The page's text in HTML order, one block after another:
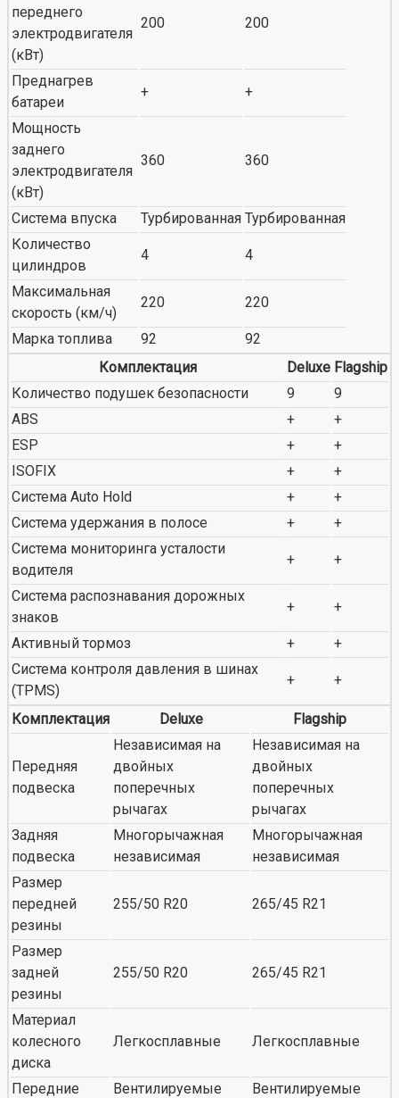
переднего
электродвигателя
(кВт)
200 200
Преднагрев
батареи
+ +
Мощность
заднего
электродвигателя
(кВт)
360 360
Система впуска Турбированная Турбированная
Количество
цилиндров
4 4
Максимальная
скорость (км/ч)
220 220
Марка топлива 92
92
Комплектация
Deluxe Flagship
Количество подушек безопасности
9
9
ABS
+
+
ESP
+
+
ISOFIX
+
+
Система Auto Hold
+
+
Система удержания в полосе
+
+
Система мониторинга усталости
водителя
+ +
Система распознавания дорожных
знаков
+ +
Активный тормоз +
+
Система контроля давления в шинах
(TPMS)
+ +
Комплектация Deluxe Flagship
Передняя
подвеска
Независимая на
двойных
поперечных
рычагах
Независимая на
двойных
поперечных
рычагах
Задняя
подвеска
Многорычажная
независимая
Многорычажная
независимая
Размер
передней
резины
255/50 R20 265/45 R21
Размер
задней
резины
255/50 R20 265/45 R21
Материал
колесного
диска
Легкосплавные Легкосплавные
Передние Вентилируемые Вентилируемые